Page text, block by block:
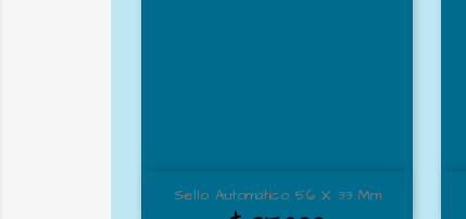
Sello Automático 56 X 33 Mm
Vista rápida